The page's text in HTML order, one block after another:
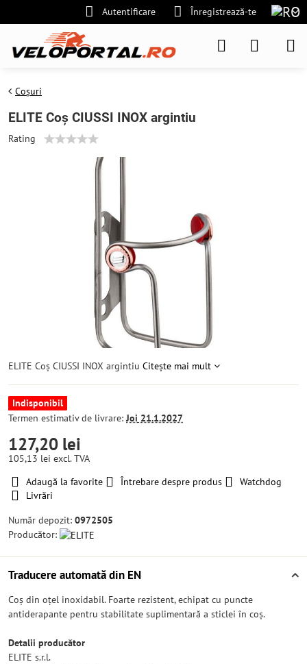
Autentificare Înregistrează-te
Coșuri
ELITE Coș CIUSSI INOX argintiu
Rating
ELITE Coș CIUSSI INOX argintiu Citește mai mult
Indisponibil
Termen estimativ de livrare:Joi 21.1.2027
127,20 lei
105,13 lei excl. TVA
Adaugă la favorite
Întrebare despre produs
Watchdog
Livrări
Număr depozit: 0972505
Producător:
Traducere automată din EN
Coș din oțel inoxidabil. Foarte rezistent, echipat cu puncte
antiderapante pentru stabilitate suplimentară a sticlei în coș.
Detalii producător
ELITE s.r.l.